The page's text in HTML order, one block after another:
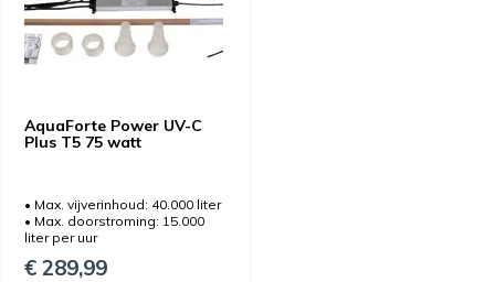
AquaForte Power UV-C
Plus T5 75 watt
• Max. vijverinhoud: 40.000 liter
• Max. doorstroming: 15.000
liter per uur
€ 289,99